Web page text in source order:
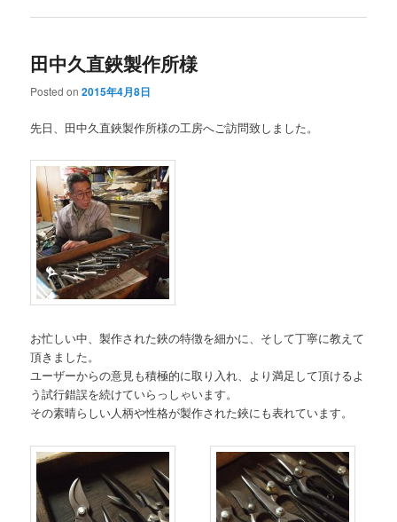
田中久直鋏製作所様
Posted on2015年4月8日
先日、田中久直鋏製作所様の工房へご訪問致しました。
お忙しい中、製作された鋏の特徴を細かに、そして丁寧に教えて
頂きました。
ユーザーからの意見も積極的に取り入れ、より満足して頂けるよ
う試行錯誤を続けていらっしゃいます。
その素晴らしい人柄や性格が製作された鋏にも表れています。